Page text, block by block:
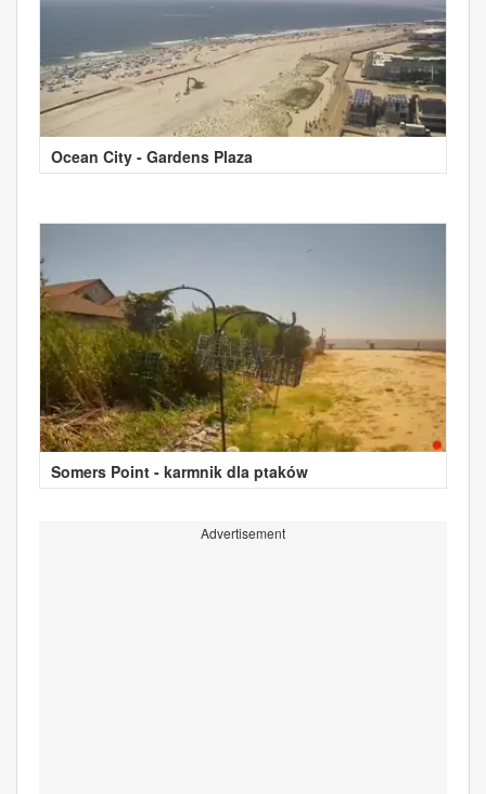
Ocean City - Gardens Plaza
Somers Point - karmnik dla ptaków
Advertisement